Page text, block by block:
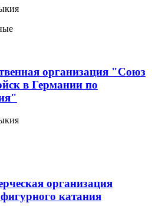
организация "Союз
в Германии по
организация
катания